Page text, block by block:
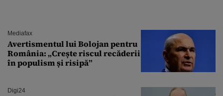
Mediafax
Avertismentul lui Bolojan pentru
România: „Crește riscul recăderii
în populism și risipă”
Digi24